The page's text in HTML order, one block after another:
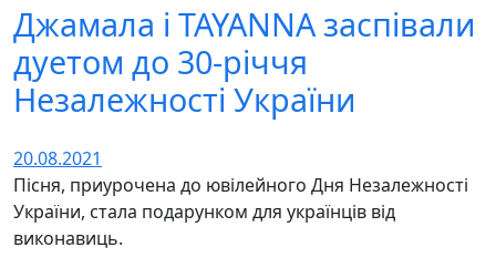
Джамала і TAYANNA заспівали
дуетом до 30-річчя
Незалежності України
20.08.2021
Пісня, приурочена до ювілейного Дня Незалежності
України, стала подарунком для українців від
виконавиць.